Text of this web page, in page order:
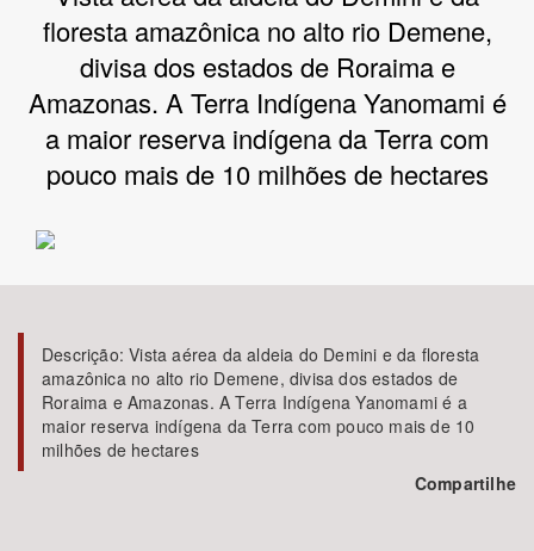
Bioma / Bacia
Tema
Subtema
Área de Levantamento
BUSCAR
floresta amazônica no alto rio Demene,
divisa dos estados de Roraima e
Amazonas. A Terra Indígena Yanomami é
a maior reserva indígena da Terra com
pouco mais de 10 milhões de hectares
Descrição:Vista aérea da aldeia do Demini e da floresta
amazônica no alto rio Demene, divisa dos estados de
Roraima e Amazonas. A Terra Indígena Yanomami é a
maior reserva indígena da Terra com pouco mais de 10
milhões de hectares
Compartilhe